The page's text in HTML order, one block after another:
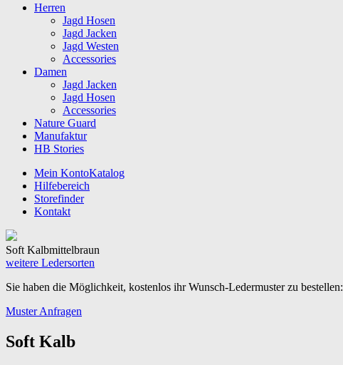
Herren
Jagd Hosen
Jagd Jacken
Jagd Westen
Accessories
Damen
Jagd Jacken
Jagd Hosen
Accessories
Nature Guard
Manufaktur
HB Stories
Mein KontoKatalog
Hilfebereich
Storefinder
Kontakt
Soft Kalbmittelbraun
weitere Ledersorten
Sie haben die Möglichkeit, kostenlos ihr Wunsch-Ledermuster zu bestellen:
Muster Anfragen
Soft Kalb